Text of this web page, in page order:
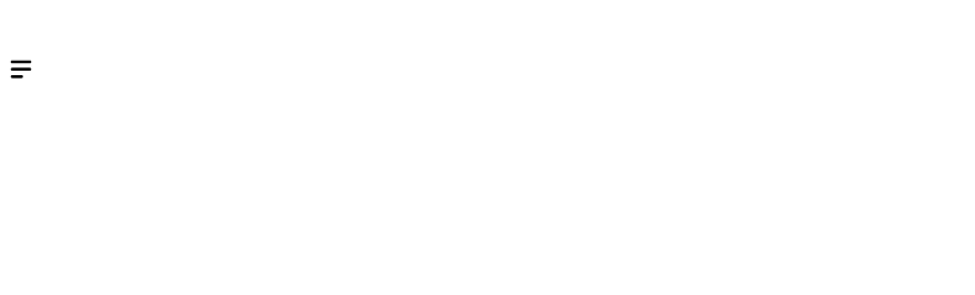
isi